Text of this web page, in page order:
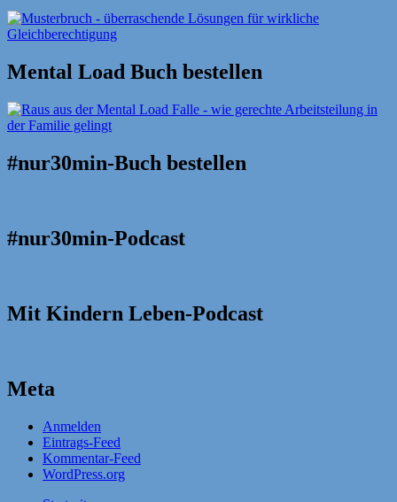
Mental Load Buch bestellen
#nur30min-Buch bestellen
#nur30min-Podcast
Mit Kindern Leben-Podcast
Meta
Anmelden
Eintrags-Feed
Kommentar-Feed
WordPress.org